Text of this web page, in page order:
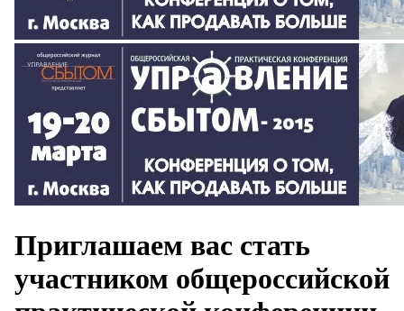
Приглашаем вас стать
участником общероссийской